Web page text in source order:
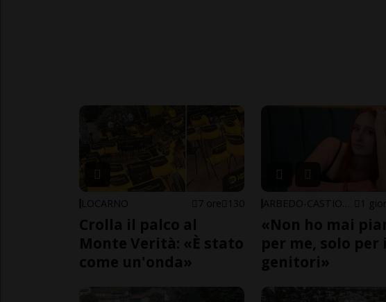
LOCARNO 7 ore 130
Crolla il palco al
Monte Verità: «È stato
come un'onda»
1 gior
«Non ho mai
per me, solo per
genitori»